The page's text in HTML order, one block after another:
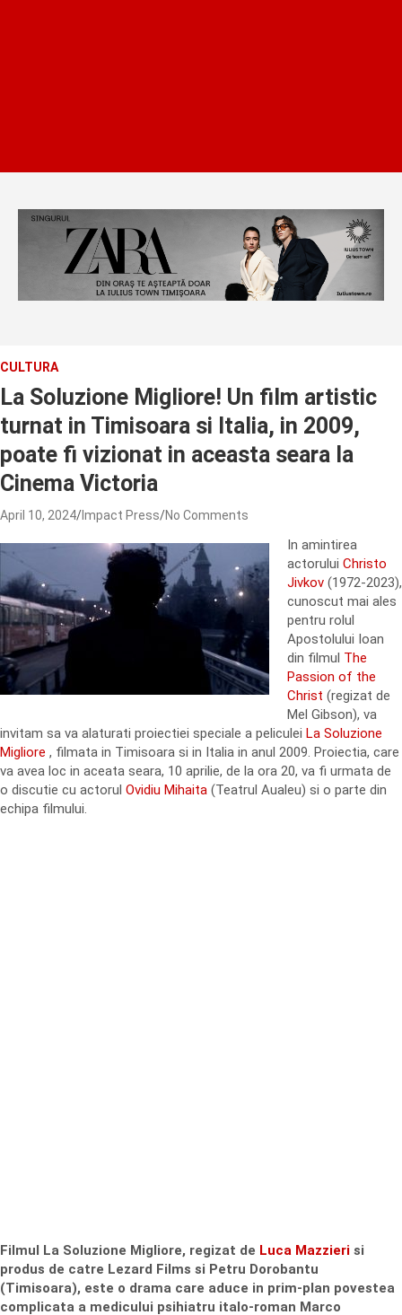
CULTURA
La Soluzione Migliore! Un film artistic
turnat in Timisoara si Italia, in 2009,
poate fi vizionat in aceasta seara la
Cinema Victoria
April 10, 2024 Impact Press No Comments
In amintirea
actorului Christo
Jivkov (1972-2023),
cunoscut mai ales
pentru rolul
Apostolului Ioan
din filmul The
Passion of the
Christ (regizat de
Mel Gibson), va
invitam sa va alaturati proiectiei speciale a peliculei La Soluzione
Migliore , filmata in Timisoara si in Italia in anul 2009. Proiectia, care
va avea loc in aceata seara, 10 aprilie, de la ora 20, va fi urmata de
o discutie cu actorul Ovidiu Mihaita (Teatrul Aualeu) si o parte din
echipa filmului.
Filmul La Soluzione Migliore, regizat de Luca Mazzieri si
produs de catre Lezard Films si Petru Dorobantu
(Timisoara), este o drama care aduce in prim-plan povestea
complicata a medicului psihiatru italo-roman Marco